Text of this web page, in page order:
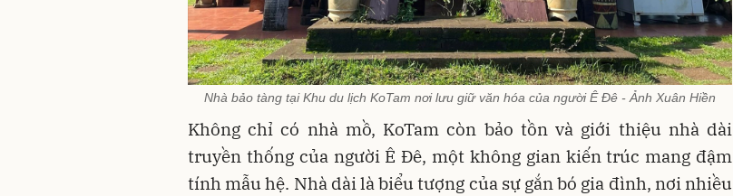
Nhà bảo tàng tại Khu du lịch KoTam nơi lưu giữ văn hóa của người Ê Đê - Ảnh Xuân Hiền
Không chỉ có nhà mồ, KoTam còn bảo tồn và giới thiệu nhà dài
truyền thống của người Ê Đê, một không gian kiến trúc mang đậm
tính mẫu hệ. Nhà dài là biểu tượng của sự gắn bó gia đình, nơi nhiều